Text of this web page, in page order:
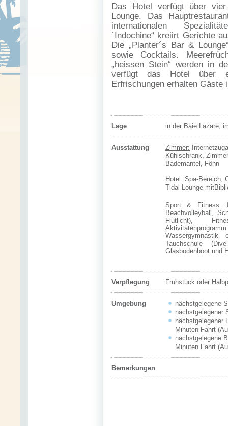
Das Hotel verfügt über
Lounge. Das
internationalen
´Indochine“ kreiirt Gerichte
Die „Planter´s Bar &
sowie Cocktails.
„heissen Stein“ werden in
verfügt das Hotel über
Erfrischungen erhalten Gäste
Lage in der Baie Lazare,
Ausstattung Zimmer:
Kühlschrank,
Bademantel, Föhn
Hotel: Spa-Bereich,
Tidal Lounge
Sport & Fitness:
Beachvolleyball,
Flutlicht),
Tauchschule
Glasbodenboot und
Verpflegung Frühstück oder
Umgebung
nächstgelegene
nächstgelegener
nächstgelegener
Minuten Fahrt
nächstgelegene
Minuten Fahrt
Bemerkungen